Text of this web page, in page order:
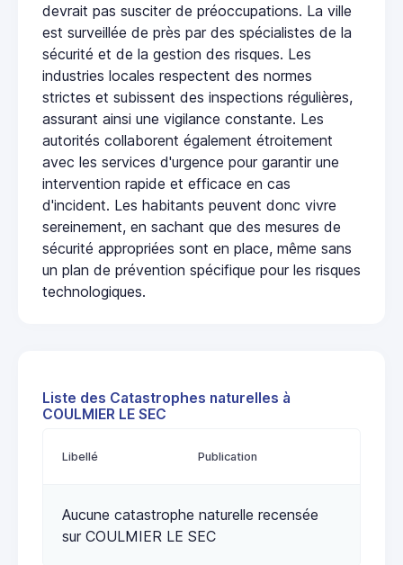
devrait pas susciter de préoccupations. La ville
est surveillée de près par des spécialistes de la
sécurité et de la gestion des risques. Les
industries locales respectent des normes
strictes et subissent des inspections régulières,
assurant ainsi une vigilance constante. Les
autorités collaborent également étroitement
avec les services d'urgence pour garantir une
intervention rapide et efficace en cas
d'incident. Les habitants peuvent donc vivre
sereinement, en sachant que des mesures de
sécurité appropriées sont en place, même sans
un plan de prévention spécifique pour les risques
technologiques.
Liste des Catastrophes naturelles à
COULMIER LE SEC
Libellé Publication
Aucune catastrophe naturelle recensée
sur COULMIER LE SEC